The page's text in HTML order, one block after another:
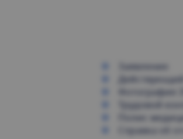
Заявление
Фотография
Трудовой
Полис
Справка об